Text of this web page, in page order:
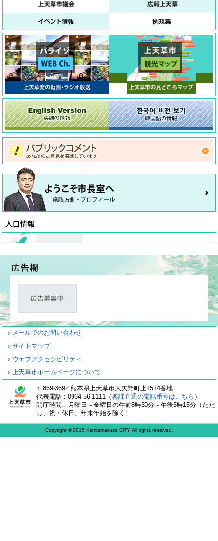
メールでのお問い合わせ
サイトマップ
ウェブアクセシビリティ
上天草市ホームページについて
〒869-3692 熊本県上天草市大矢野町上1514番地
代表電話 : 0964-56-1111（各課直通の電話番号はこちら ）
開庁時間…月曜日～金曜日の午前8時30分～午後5時15分（ただ
し、祝・休日、年末年始を除く）
Copyright © 2015 Kamiamakusa CITY All rights reserved.